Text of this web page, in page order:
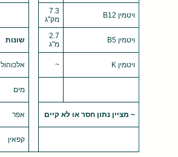
ויטמין B12
7.3
מק"ג
ויטמין B5
2.7
מ"ג
שונות
ויטמין K ~ אלכוהול
מים
~ מציין נתון חסר או לא קיים אפר
קפאין